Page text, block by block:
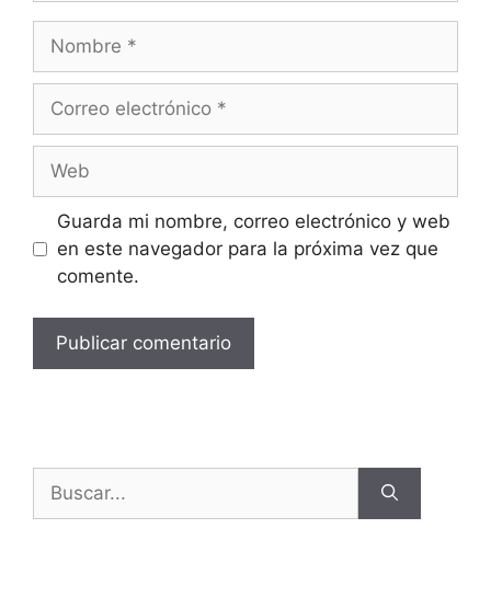
Guarda mi nombre, correo electrónico y web
en este navegador para la próxima vez que
comente.